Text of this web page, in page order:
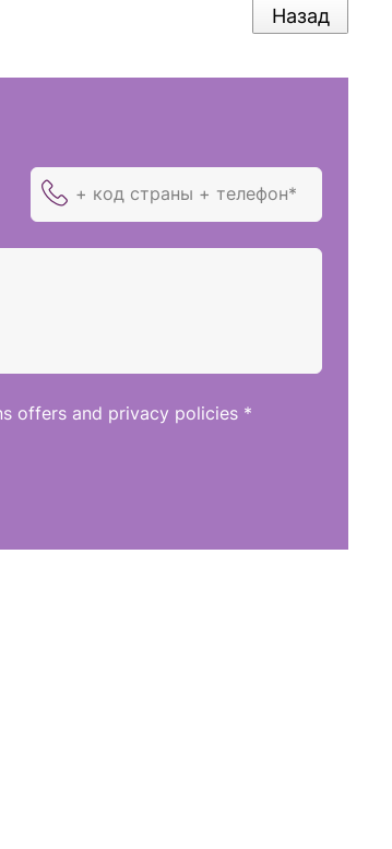
Назад
offers and privacy policies *